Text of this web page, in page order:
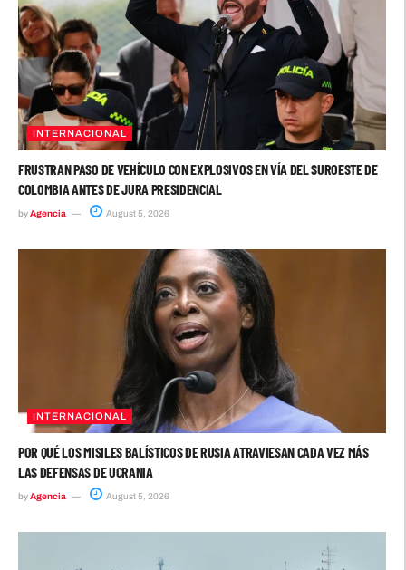
INTERNACIONAL
FRUSTRAN PASO DE VEHÍCULO CON EXPLOSIVOS EN VÍA DEL SUROESTE DE
COLOMBIA ANTES DE JURA PRESIDENCIAL
byAgencia August 5, 2026
INTERNACIONAL
POR QUÉ LOS MISILES BALÍSTICOS DE RUSIA ATRAVIESAN CADA VEZ MÁS
LAS DEFENSAS DE UCRANIA
byAgencia August 5, 2026